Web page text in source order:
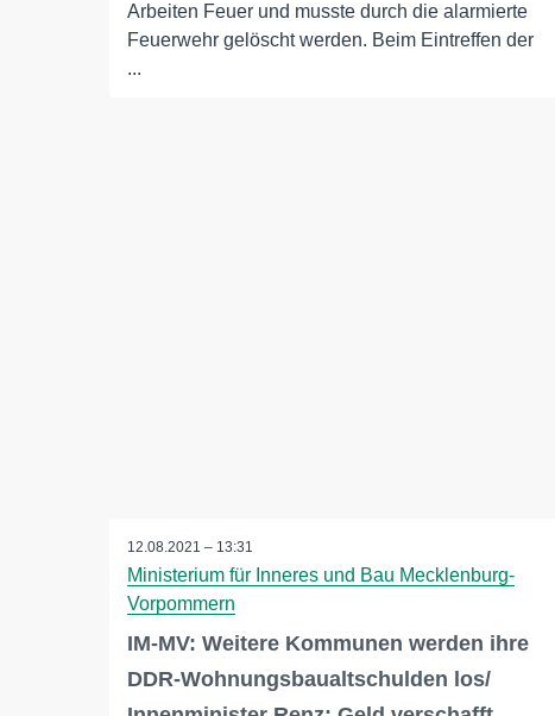
Arbeiten Feuer und musste durch die alarmierte
Feuerwehr gelöscht werden. Beim Eintreffen der
...
12.08.2021 – 13:31
Ministerium für Inneres und Bau Mecklenburg-
Vorpommern
IM-MV: Weitere Kommunen werden ihre
DDR-Wohnungsbaualtschulden los/